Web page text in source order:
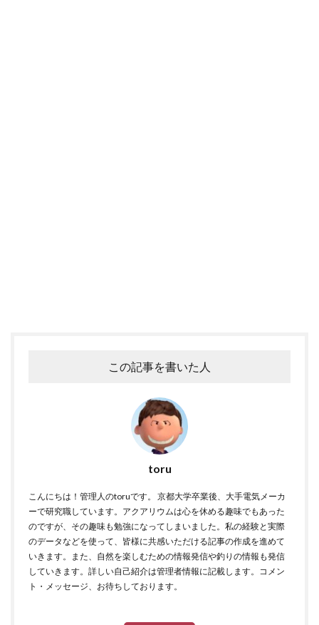
この記事を書いた人
toru
こんにちは！管理人のtoruです。 京都大学卒業後、大手電気メーカ
ーで研究職しています。アクアリウムは心を休める趣味でもあった
のですが、その趣味も勉強になってしまいました。私の経験と実際
のデータなどを使って、皆様に共感いただける記事の作成を進めて
いきます。また、自然を楽しむための情報発信や釣りの情報も発信
していきます。詳しい自己紹介は管理者情報に記載します。コメン
ト・メッセージ、お待ちしております。